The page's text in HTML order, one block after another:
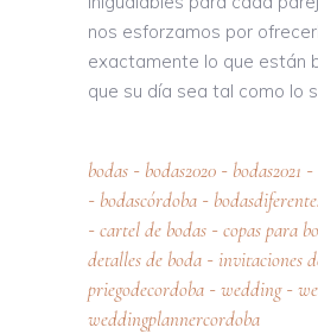
nos esforzamos por
exactamente lo que están
que su día sea tal como lo
bodas - bodas2020 - bodas2021 -
- bodascórdoba -
- cartel de bodas - copas para
detalles de boda - invitaciones
priegodecordoba - wedding-
weddingplannercordoba